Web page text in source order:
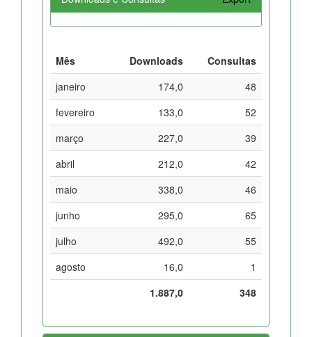
Mês Downloads
Consultas
janeiro
174,0
48
fevereiro
133,0
52
março
227,0
39
abril
212,0
42
maio
338,0
46
junho
295,0
65
julho
492,0
55
agosto
16,0
1
1.887,0
348